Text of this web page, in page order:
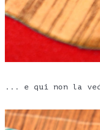
... e qui non la